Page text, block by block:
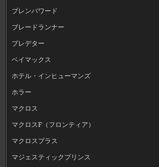
ブレンパワード
ブレードランナー
プレデター
ベイマックス
ホテル・インヒューマンズ
ホラー
マクロス
マクロスF（フロンティア）
マクロスプラス
マジェスティックプリンス